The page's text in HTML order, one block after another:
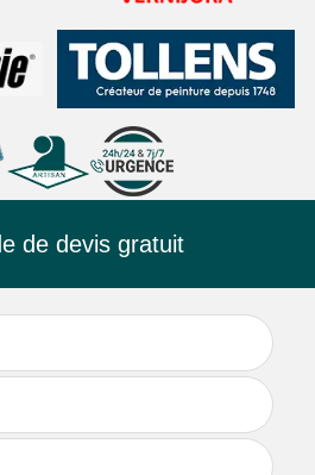
de devis gratuit